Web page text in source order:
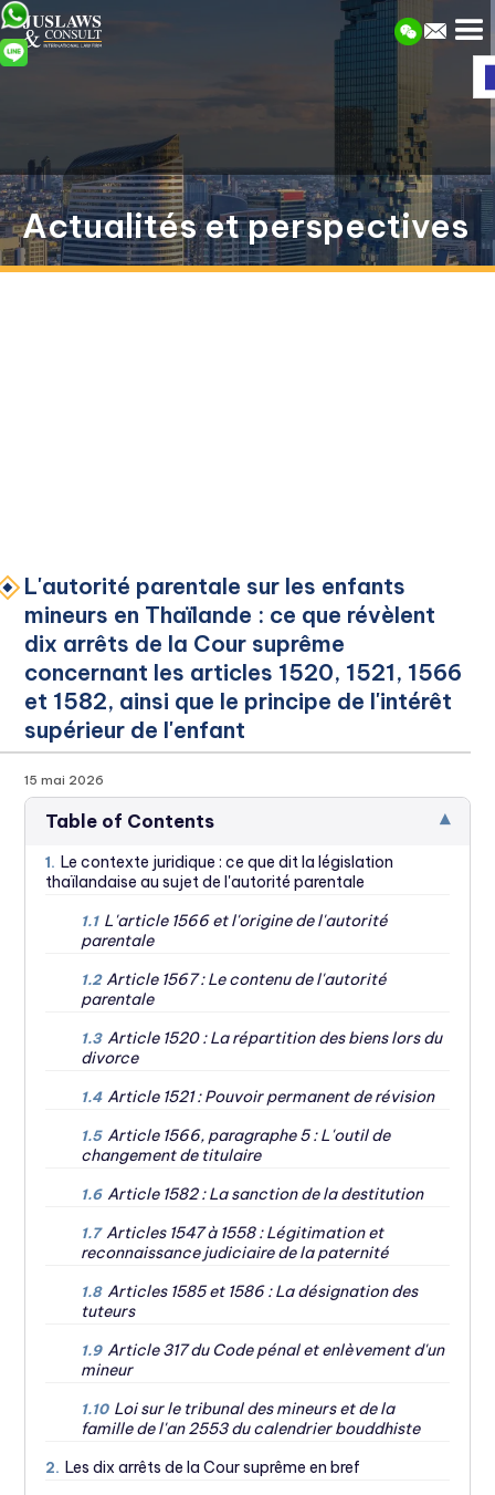
Actualités et perspectives
L'autorité parentale sur les enfants
mineurs en Thaïlande : ce que révèlent
dix arrêts de la Cour suprême
concernant les articles 1520, 1521, 1566
et 1582, ainsi que le principe de l'intérêt
supérieur de l'enfant
15 mai 2026
Table of Contents ▾
1. Le contexte juridique : ce que dit la législation
thaïlandaise au sujet de l'autorité parentale
1.1 L'article 1566 et l'origine de l'autorité
parentale
1.2 Article 1567 : Le contenu de l'autorité
parentale
1.3 Article 1520 : La répartition des biens lors du
divorce
1.4 Article 1521 : Pouvoir permanent de révision
1.5 Article 1566, paragraphe 5 : L'outil de
changement de titulaire
1.6 Article 1582 : La sanction de la destitution
1.7 Articles 1547 à 1558 : Légitimation et
reconnaissance judiciaire de la paternité
1.8 Articles 1585 et 1586 : La désignation des
tuteurs
1.9 Article 317 du Code pénal et enlèvement d'un
mineur
1.10 Loi sur le tribunal des mineurs et de la
famille de l'an 2553 du calendrier bouddhiste
2. Les dix arrêts de la Cour suprême en bref